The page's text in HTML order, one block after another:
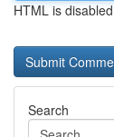
HTML is disabled
Search